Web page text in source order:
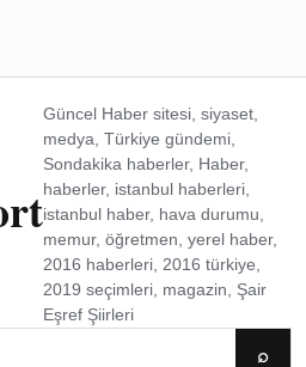
Güncel Haber sitesi, siyaset,
medya, Türkiye gündemi,
Sondakika haberler, Haber,
haberler, istanbul haberleri,
istanbul haber, hava durumu,
memur, öğretmen, yerel haber,
2016 haberleri, 2016 türkiye,
2019 seçimleri, magazin, Şair
Eşref Şiirleri
⌕